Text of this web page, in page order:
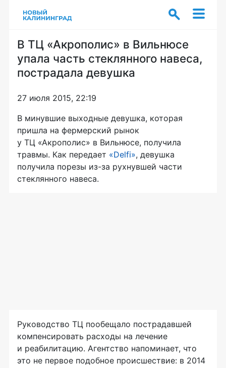
В ТЦ «Акрополис» в Вильнюсе
упала часть стеклянного навеса,
пострадала девушка
27 июля 2015, 22:19
В минувшие выходные девушка, которая
пришла на фермерский рынок
у ТЦ «Акрополис» в Вильнюсе, получила
травмы. Как передает «Delfi», девушка
получила порезы из-за рухнувшей части
стеклянного навеса.
Руководство ТЦ пообещало пострадавшей
компенсировать расходы на лечение
и реабилитацию. Агентство напоминает, что
это не первое подобное происшествие: в 2014